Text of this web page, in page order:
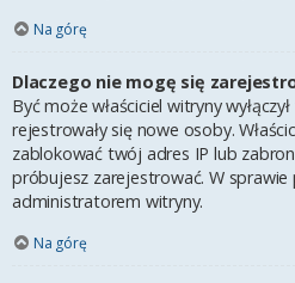
Na górę
Dlaczego nie mogę się
Być może właściciel witryny
rejestrowały się nowe osoby.
zablokować twój adres IP lub
próbujesz zarejestrować. W
administratorem witryny.
Na górę